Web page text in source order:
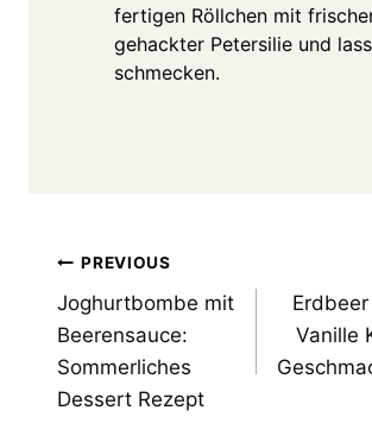
fertigen Röllchen mit
gehackter Petersilie und
schmecken.
Post
navigation
PREVIOUS
Joghurtbombe mit
Beerensauce:
Sommerliches
Dessert Rezept
Vanille